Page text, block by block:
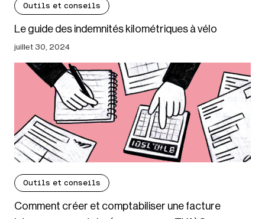
Outils et conseils
Le guide des indemnités kilométriques à vélo
juillet 30, 2024
Outils et conseils
Comment créer et comptabiliser une facture